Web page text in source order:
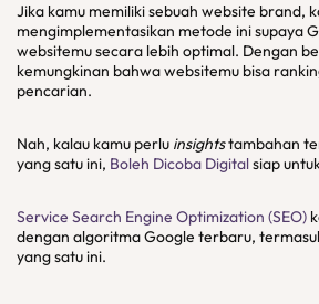
Jika kamu memiliki sebuah website brand,
mengimplementasikan metode ini supaya
websitemu secara lebih optimal. Dengan
kemungkinan bahwa websitemu bisa
pencarian.
Nah, kalau kamu perlu insightstambahan
yang satu ini, Boleh Dicoba Digitalsiap
Service Search Engine Optimization (SEO)
dengan algoritma Google terbaru,
yang satu ini.